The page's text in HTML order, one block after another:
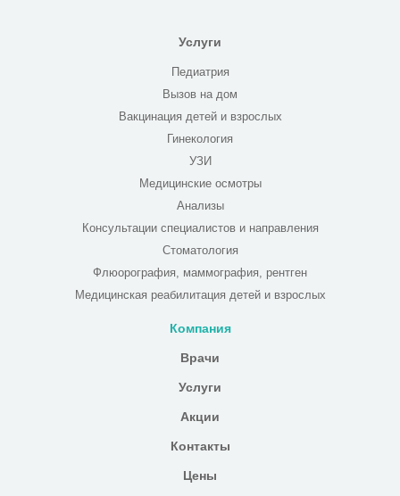
Услуги
Педиатрия
Вызов на дом
Вакцинация детей и взрослых
Гинекология
УЗИ
Медицинские осмотры
Анализы
Консультации специалистов и направления
Стоматология
Флюорография, маммография, рентген
Медицинская реабилитация детей и взрослых
Компания
Врачи
Услуги
Акции
Контакты
Цены